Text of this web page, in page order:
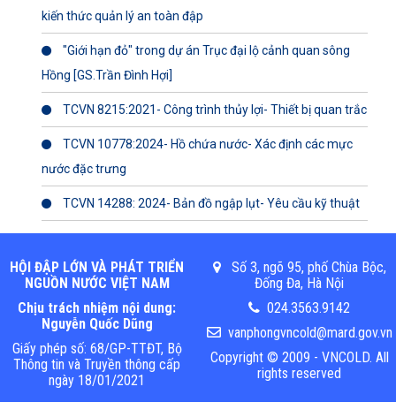
kiến thức quản lý an toàn đập
"Giới hạn đỏ" trong dự án Trục đại lộ cảnh quan sông
Hồng [GS.Trần Đình Hợi]
TCVN 8215:2021- Công trình thủy lợi- Thiết bị quan trắc
TCVN 10778:2024- Hồ chứa nước- Xác định các mực
nước đặc trưng
TCVN 14288: 2024- Bản đồ ngập lụt- Yêu cầu kỹ thuật
HỘI ĐẬP LỚN VÀ PHÁT TRIỂN
NGUỒN NƯỚC VIỆT NAM
Chịu trách nhiệm nội dung:
Nguyễn Quốc Dũng
Giấy phép số: 68/GP-TTĐT, Bộ
Thông tin và Truyền thông cấp
ngày 18/01/2021
Số 3, ngõ 95, phố Chùa Bộc,
Đống Đa, Hà Nội
024.3563.9142
vanphongvncold@mard.gov.vn
Copyright © 2009 - VNCOLD. All
rights reserved